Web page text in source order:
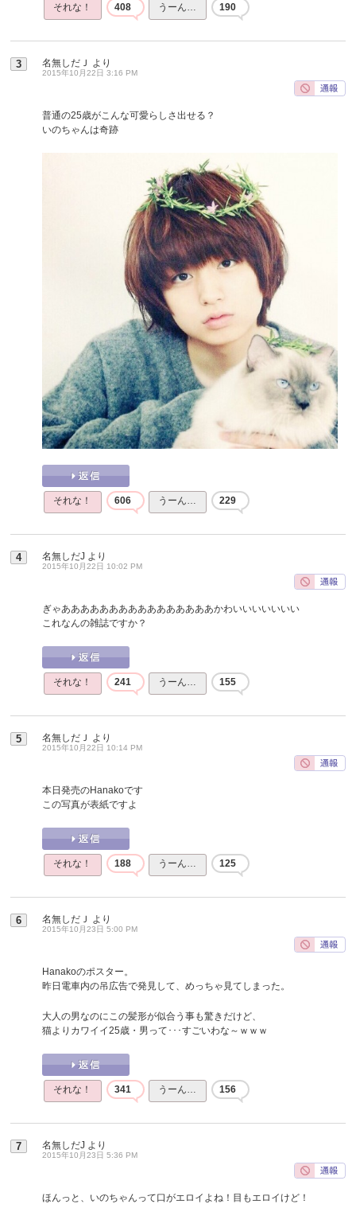
それな！ 408 うーん… 190
3 名無しだＪ より
2015年10月22日 3:16 PM
普通の25歳がこんな可愛らしさ出せる？
いのちゃんは奇跡
それな！ 606 うーん… 229
4 名無しだJ より
2015年10月22日 10:02 PM
ぎゃああああああああああああああああかわいいいいいいい
これなんの雑誌ですか？
それな！ 241 うーん… 155
5 名無しだＪ より
2015年10月22日 10:14 PM
本日発売のHanakoです
この写真が表紙ですよ
それな！ 188 うーん… 125
6 名無しだＪ より
2015年10月23日 5:00 PM
Hanakoのポスター。
昨日電車内の吊広告で発見して、めっちゃ見てしまった。
大人の男なのにこの髪形が似合う事も驚きだけど、
猫よりカワイイ25歳・男って･･･すごいわな～ｗｗｗ
それな！ 341 うーん… 156
7 名無しだJ より
2015年10月23日 5:36 PM
ほんっと、いのちゃんって口がエロイよね！目もエロイけど！